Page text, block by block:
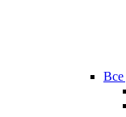
Все